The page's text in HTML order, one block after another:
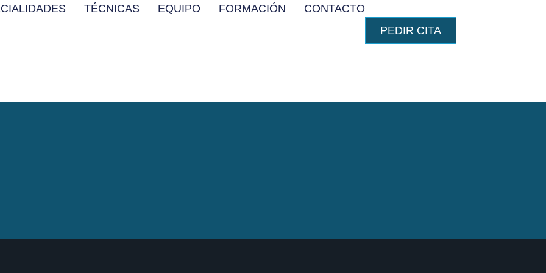
TÉCNICAS EQUIPO FORMACIÓN
CONTACTO
PEDIR CITA